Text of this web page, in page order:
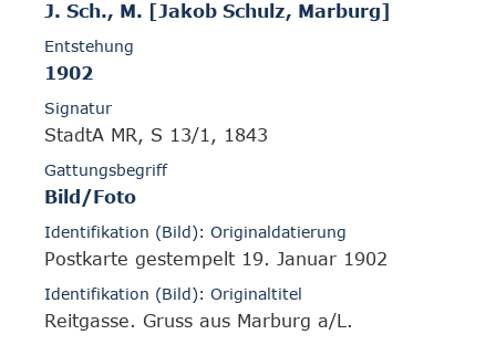
J. Sch., M. [Jakob Schulz, Marburg]
Entstehung
1902
Signatur
StadtA MR, S 13/1, 1843
Gattungsbegriff
Bild/Foto
Identifikation (Bild): Originaldatierung
Postkarte gestempelt 19. Januar 1902
Identifikation (Bild): Originaltitel
Reitgasse. Gruss aus Marburg a/L.